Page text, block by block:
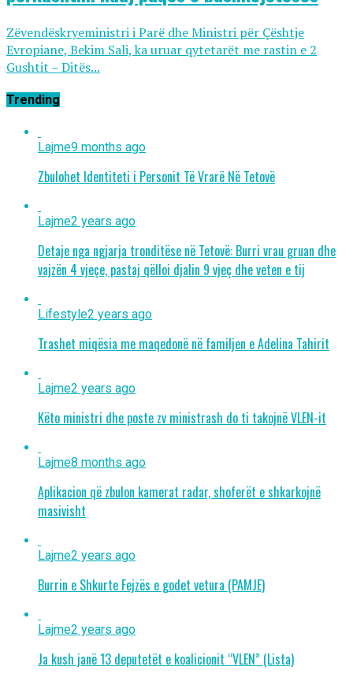
Zëvendëskryeministri i Parë dhe Ministri për Çështje
Evropiane, Bekim Sali, ka uruar qytetarët me rastin e 2
Gushtit – Ditës...
Trending
Lajme9 months ago
Zbulohet Identiteti i Personit Të Vrarë Në Tetovë
Lajme2 years ago
Detaje nga ngjarja tronditëse në Tetovë: Burri vrau gruan dhe
vajzën 4 vjeçe, pastaj qëlloi djalin 9 vjeç dhe veten e tij
Lifestyle2 years ago
Trashet miqësia me maqedonë në familjen e Adelina Tahirit
Lajme2 years ago
Këto ministri dhe poste zv ministrash do ti takojnë VLEN-it
Lajme8 months ago
Aplikacion që zbulon kamerat radar, shoferët e shkarkojnë
masivisht
Lajme2 years ago
Burrin e Shkurte Fejzës e godet vetura (PAMJE)
Lajme2 years ago
Ja kush janë 13 deputetët e koalicionit “VLEN” (Lista)